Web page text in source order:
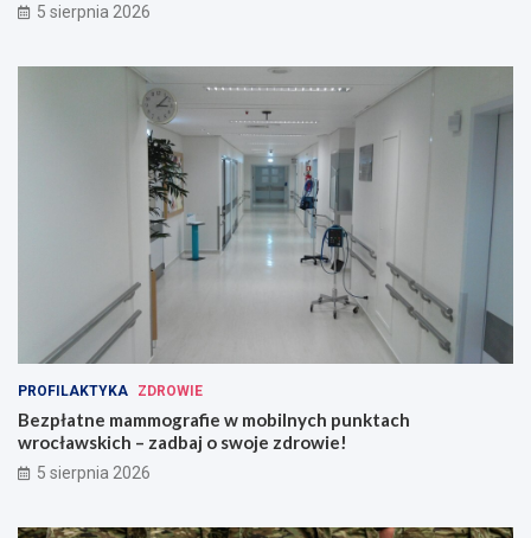
5 sierpnia 2026
PROFILAKTYKA ZDROWIE
Bezpłatne mammografie w mobilnych punktach
wrocławskich – zadbaj o swoje zdrowie!
5 sierpnia 2026